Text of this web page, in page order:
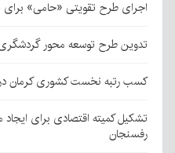
اجرای طرح تقویتی «حامی» برای نزدیک به ۱۰ هزار
تدوین طرح توسعه محور
کسب رتبه نخست کشوری کرمان در
تشکیل کمیته اقتصادی برای ایجاد
رفسنجان